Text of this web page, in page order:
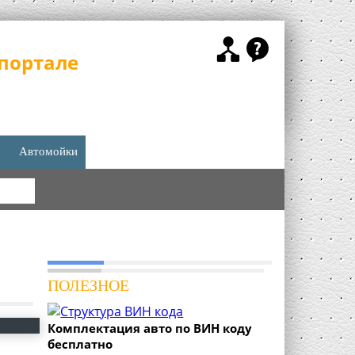
Автомойки
ПОЛЕЗНОЕ
Комплектация авто по ВИН коду
бесплатно